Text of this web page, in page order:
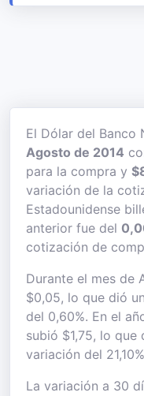
El Dólar del Banco
Agosto de 2014
para la compra y
variación de la
Estadounidense
anterior fue del
cotización de
Durante el mes de
$0,05, lo que dió
del 0,60%. En el
subió $1,75, lo que
variación del
La variación a 30